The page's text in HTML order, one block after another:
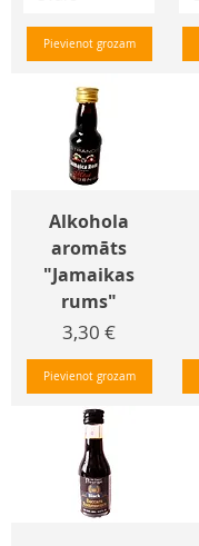
Pievienot grozam
Alkohola
aromāts
"Jamaikas
rums"
Cena
3,30 €
Pievienot grozam